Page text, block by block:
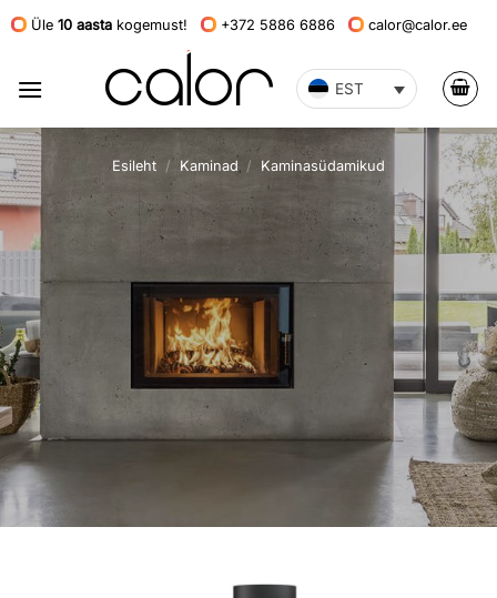
Skip
Üle 10 aastakogemust! +372 5886 6886 calor@calor.ee
EST
Esileht / Kaminad / Kaminasüdamikud